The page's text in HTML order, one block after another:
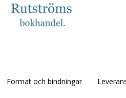
Format och bindningar